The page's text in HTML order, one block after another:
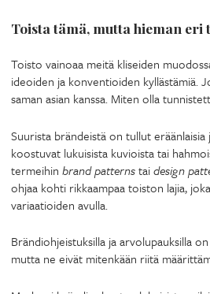
Toista tämä, mutta hieman eri
Toisto vainoaa meitä kliseiden
ideoiden ja konventioiden kyllästämiä.
saman asian kanssa. Miten olla
Suurista brändeistä on tullut
koostuvat lukuisista kuvioista tai
termeihin brand patternstaidesign
ohjaa kohti rikkaampaa toiston lajia,
variaatioiden avulla.
Brändiohjeistuksilla ja arvolupauksilla
mutta ne eivät mitenkään riitä